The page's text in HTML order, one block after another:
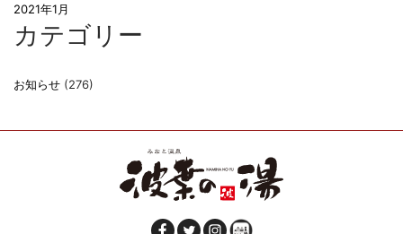
2021年1月
カテゴリー
お知らせ (276)